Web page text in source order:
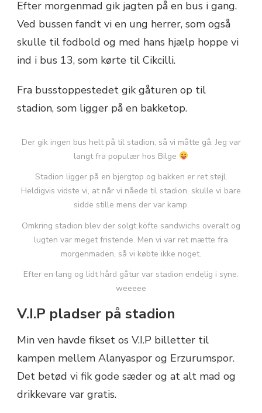
Efter morgenmad gik jagten på en bus i gang.
Ved bussen fandt vi en ung herrer, som også
skulle til fodbold og med hans hjælp hoppe vi
ind i bus 13, som kørte til Cikcilli.
Fra busstoppestedet gik gåturen op til
stadion, som ligger på en bakketop.
Der gik ingen bus helt på til stadion, så vi måtte gå. Jeg var
langt fra populær hos Bilge
Stadion ligger på en bjergtop og bakken er ret stejl.
Heldigvis vidste vi, at når vi nåede til stadion, skulle vi bare
sidde stille mens der var kamp.
Omkring stadion blev der solgt köfte sandwichs overalt og
lugten var meget fristende. Men vi var ret mætte fra
morgenmaden, så vi købte ikke noget.
Efter en lang og lidt hård gåtur var stadion endelig i syne.
weeeee
V.I.P pladser på stadion
Min ven havde fikset os V.I.P billetter til
kampen mellem Alanyaspor og Erzurumspor.
Det betød vi fik gode sæder og at alt mad og
drikkevare var gratis.